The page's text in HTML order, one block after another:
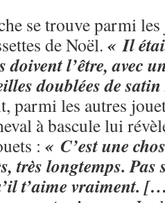
se trouve parmi
de Noël. « Il
doivent l’être, avec
doublées de
parmi les autres
à bascule lui
: « C’est une
très longtemps.
t’aime vraiment.